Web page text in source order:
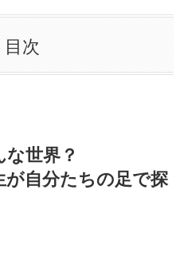
目次
な世界？
が自分たちの足で探